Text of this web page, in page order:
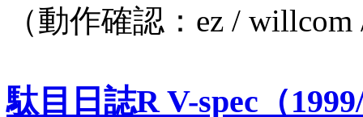
（動作確認：ez /
駄目日誌R V-spec（